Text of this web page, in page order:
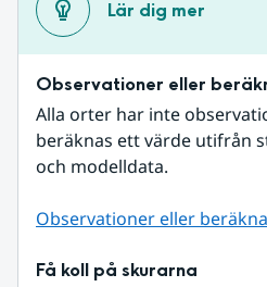
Lär dig mer
Observationer eller
Alla orter har inte
beräknas ett värde utifrån
och modelldata.
Observationer eller
Få koll på skurarna